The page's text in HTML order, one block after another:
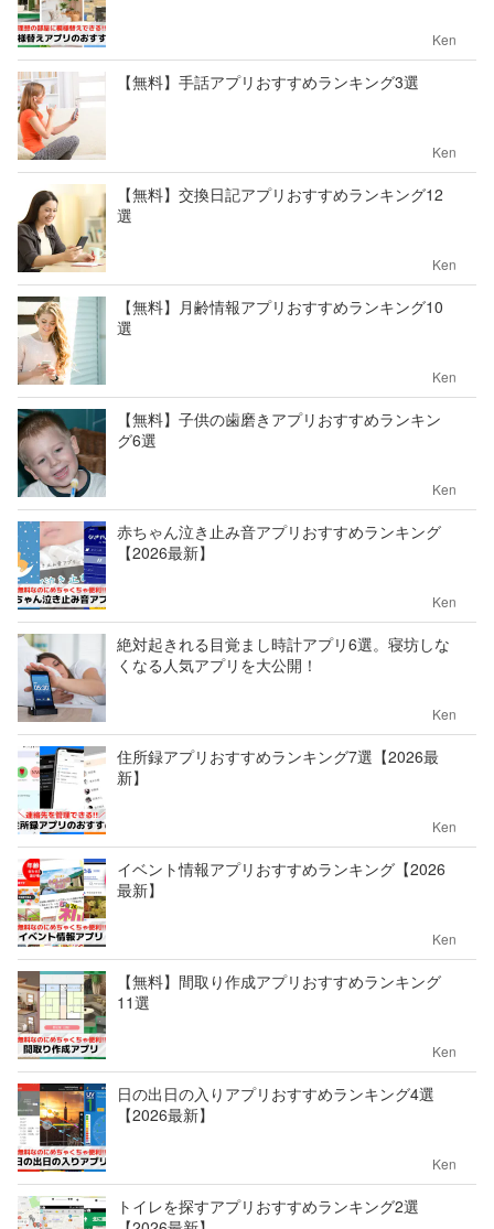
Ken
【無料】手話アプリおすすめランキング3選
Ken
【無料】交換日記アプリおすすめランキング12
選
Ken
【無料】月齢情報アプリおすすめランキング10
選
Ken
【無料】子供の歯磨きアプリおすすめランキン
グ6選
Ken
赤ちゃん泣き止み音アプリおすすめランキング
【2026最新】
Ken
絶対起きれる目覚まし時計アプリ6選。寝坊しな
くなる人気アプリを大公開！
Ken
住所録アプリおすすめランキング7選【2026最
新】
Ken
イベント情報アプリおすすめランキング【2026
最新】
Ken
【無料】間取り作成アプリおすすめランキング
11選
Ken
日の出日の入りアプリおすすめランキング4選
【2026最新】
Ken
トイレを探すアプリおすすめランキング2選